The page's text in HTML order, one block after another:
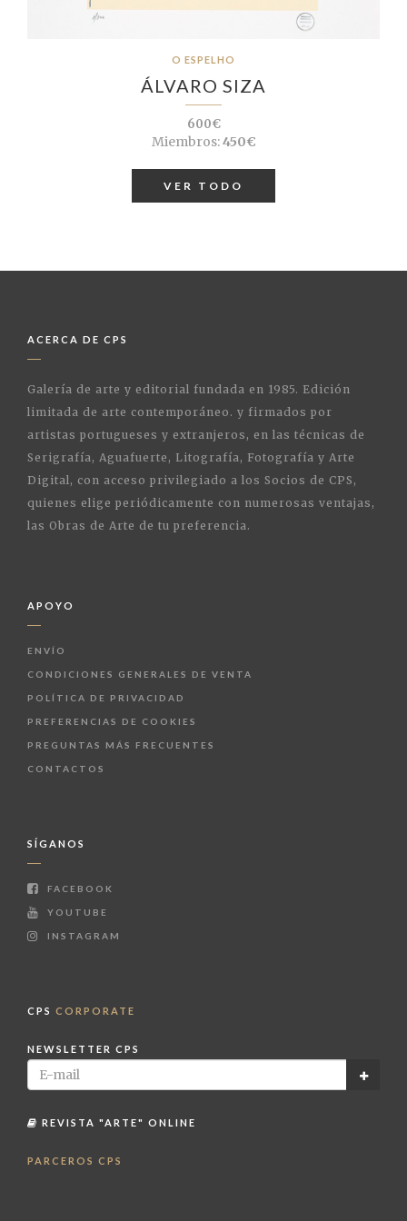
O ESPELHO
ÁLVARO SIZA
600€
Miembros:450€
VER TODO
ACERCA DE CPS
Galería de arte y editorial fundada en 1985. Edición
limitada de arte contemporáneo. y firmados por
artistas portugueses y extranjeros, en las técnicas de
Serigrafía, Aguafuerte, Litografía, Fotografía y Arte
Digital, con acceso privilegiado a los Socios de CPS,
quienes elige periódicamente con numerosas ventajas,
las Obras de Arte de tu preferencia.
APOYO
ENVÍO
CONDICIONES GENERALES DE VENTA
POLÍTICA DE PRIVACIDAD
PREFERENCIAS DE COOKIES
PREGUNTAS MÁS FRECUENTES
CONTACTOS
SÍGANOS
FACEBOOK
YOUTUBE
INSTAGRAM
CPS CORPORATE
NEWSLETTER CPS
REVISTA "ARTE" ONLINE
PARCEROS CPS